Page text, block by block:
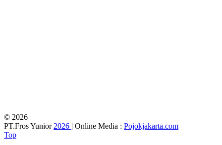
© 2026
PT.Fros Yunior2026 | Online Media : Pojokjakarta.com
Top